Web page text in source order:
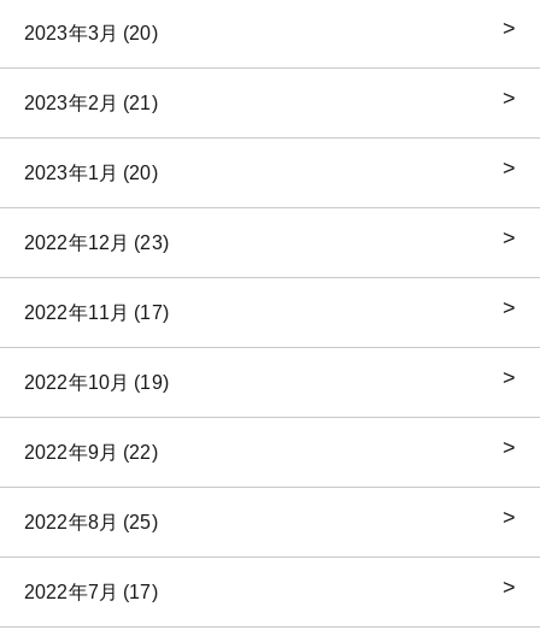
2023年3月 (20)
2023年2月 (21)
2023年1月 (20)
2022年12月 (23)
2022年11月 (17)
2022年10月 (19)
2022年9月 (22)
2022年8月 (25)
2022年7月 (17)